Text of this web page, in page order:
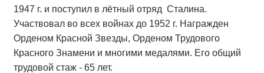
1947 г. и поступил в лётный отряд Сталина.
Участвовал во всех войнах до 1952 г. Награжден
Орденом Красной Звезды, Орденом Трудового
Красного Знамени и многими медалями. Его общий
трудовой стаж - 65 лет.